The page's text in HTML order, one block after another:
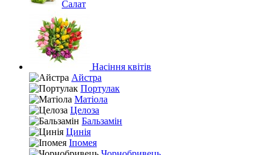
Салат
Насіння квітів
Айстра
Портулак
Матіола
Целоза
Бальзамін
Цинія
Іпомея